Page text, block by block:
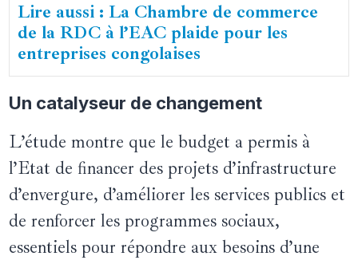
Lire aussi : La Chambre de commerce
de la RDC à l’EAC plaide pour les
entreprises congolaises
Un catalyseur de changement
L’étude montre que le budget a permis à
l’Etat de financer des projets d’infrastructure
d’envergure, d’améliorer les services publics et
de renforcer les programmes sociaux,
essentiels pour répondre aux besoins d’une